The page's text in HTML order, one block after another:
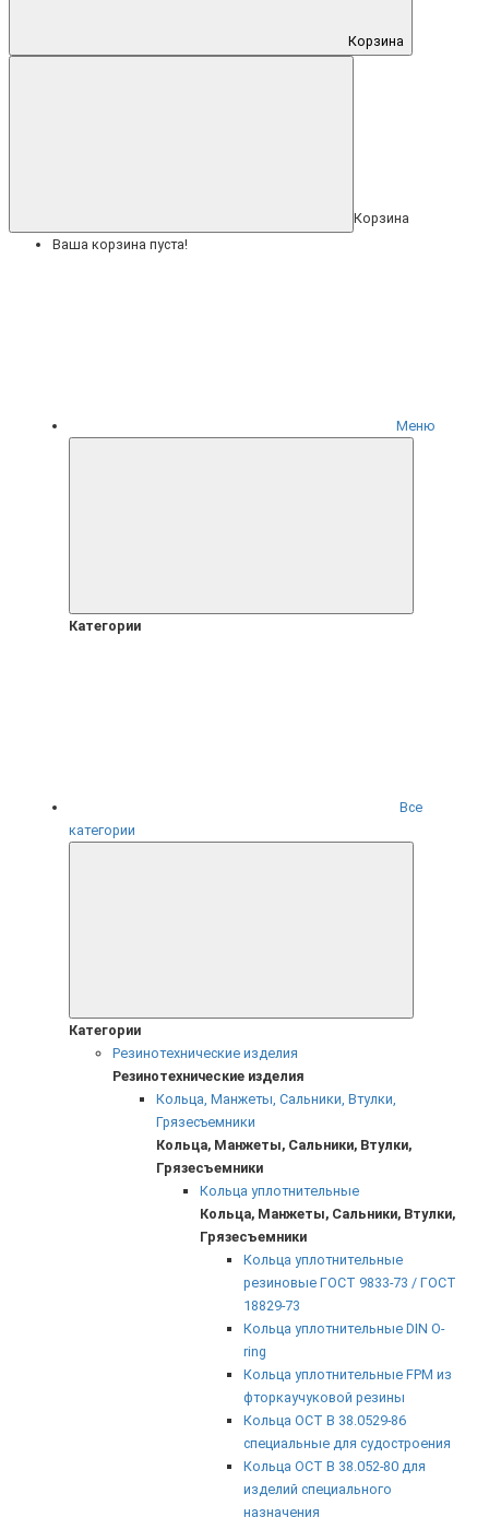
Корзина
Корзина
Ваша корзина пуста!
Меню
Категории
Все
категории
Категории
Резинотехнические изделия
Резинотехнические изделия
Кольца, Манжеты, Сальники, Втулки,
Грязесъемники
Кольца, Манжеты, Сальники, Втулки,
Грязесъемники
Кольца уплотнительные
Кольца, Манжеты, Сальники, Втулки,
Грязесъемники
Кольца уплотнительные
резиновые ГОСТ 9833-73 / ГОСТ
18829-73
Кольца уплотнительные DIN O-
ring
Кольца уплотнительные FPM из
фторкаучуковой резины
Кольца ОСТ В 38.0529-86
специальные для судостроения
Кольца ОСТ В 38.052-80 для
изделий специального
назначения